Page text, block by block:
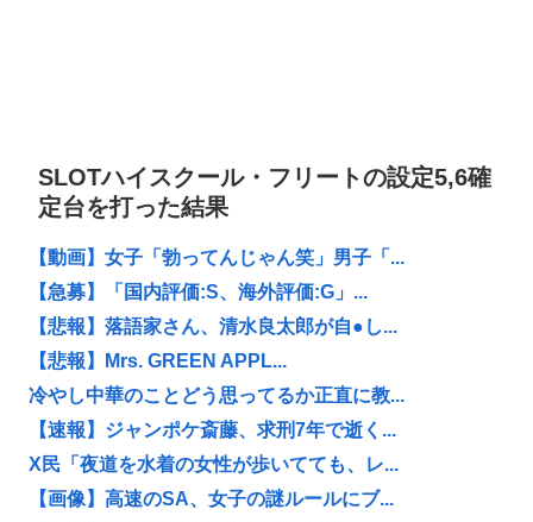
SLOTハイスクール・フリートの設定5,6確
定台を打った結果
【動画】女子「勃ってんじゃん笑」男子「...
【急募】「国内評価:S、海外評価:G」...
【悲報】落語家さん、清水良太郎が自●し...
【悲報】Mrs. GREEN APPL...
冷やし中華のことどう思ってるか正直に教...
【速報】ジャンポケ斎藤、求刑7年で逝く...
X民「夜道を水着の女性が歩いてても、レ...
【画像】高速のSA、女子の謎ルールにブ...